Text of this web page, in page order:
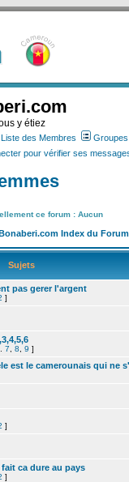
y étiez
Liste des Membres
pour vérifier ses
ce forum : Aucun
Index du Forum
Sujets
pas gerer l'argent
]
7 8 9 ]
est le camerounais qui ne
]
ca dure au pays
]